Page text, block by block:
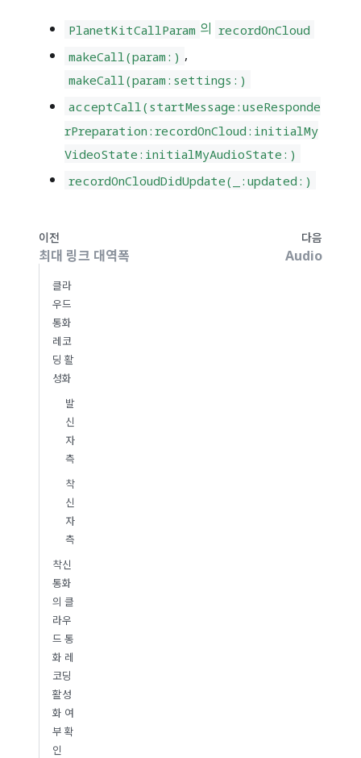
PlanetKitCallParam 의 recordOnCloud
makeCall(param:) ,
makeCall(param:settings:)
acceptCall(startMessage:useResponde
rPreparation:recordOnCloud:initialMy
VideoState:initialMyAudioState:)
recordOnCloudDidUpdate(_:updated:)
이전
최대 링크 대역폭
다음
Audio
클라
우드
통화
레코
딩 활
성화
발
신
자
측
착
신
자
측
착신
통화
의 클
라우
드 통
화 레
코딩
활성
화 여
부 확
인